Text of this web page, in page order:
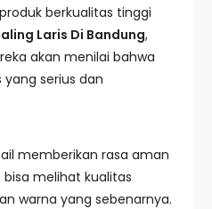
berkualitas tinggi
Laris Di Bandung,
akan menilai bahwa
yang serius dan
memberikan rasa aman
melihat kualitas
warna yang sebenarnya.